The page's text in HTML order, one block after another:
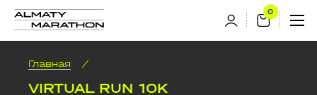
Главная /
VIRTUAL RUN 10K